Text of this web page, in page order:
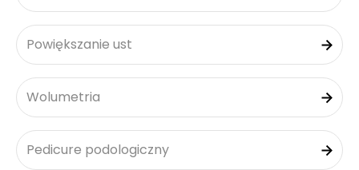
Powiększanie ust
Wolumetria
Pedicure podologiczny